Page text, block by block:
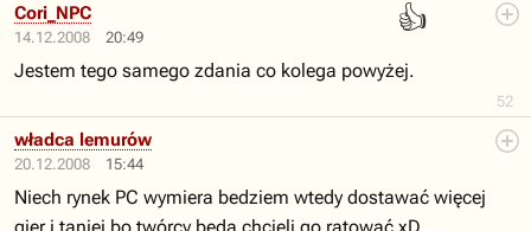
14.12.2008 20:49
👍
52
Cori_NPC
Jestem tego samego zdania co kolega powyżej.
20.12.2008 15:44
władca lemurów
Niech rynek PC wymiera bedziem wtedy dostawać więcej